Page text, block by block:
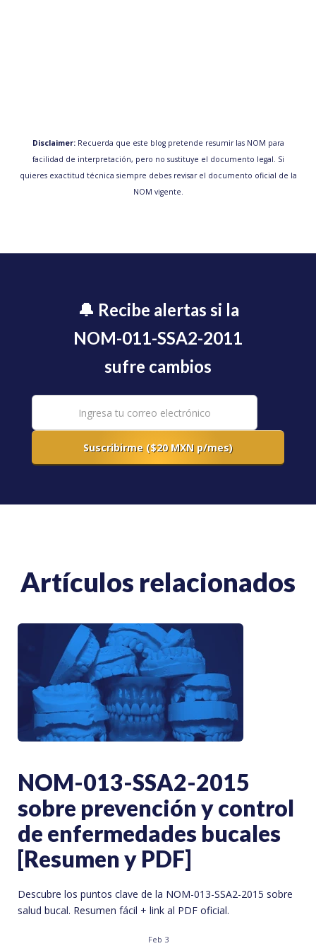
Disclaimer: Recuerda que este blog pretende resumir las NOM para
facilidad de interpretación, pero no sustituye el documento legal. Si
quieres exactitud técnica siempre debes revisar el documento oficial de la
NOM vigente.
🔔 Recibe alertas si la
NOM-011-SSA2-2011
sufre cambios
Artículos relacionados
NOM-013-SSA2-2015
sobre prevención y control
de enfermedades bucales
[Resumen y PDF]
Descubre los puntos clave de la NOM-013-SSA2-2015 sobre
salud bucal. Resumen fácil + link al PDF oficial.
Feb 3